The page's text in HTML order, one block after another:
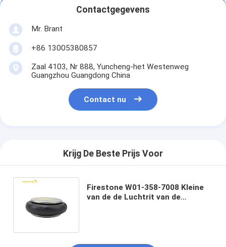
Contactgegevens
Mr. Brant
+86 13005380857
Zaal 4103, Nr 888, Yuncheng-het Westenweg
Guangzhou Guangdong China
Contact nu
Krijg De Beste Prijs Voor
Firestone W01-358-7008 Kleine
van de de Luchtrit van de